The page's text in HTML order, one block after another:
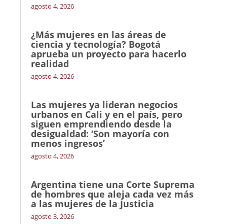
agosto 4, 2026
¿Más mujeres en las áreas de
ciencia y tecnología? Bogotá
aprueba un proyecto para hacerlo
realidad
agosto 4, 2026
Las mujeres ya lideran negocios
urbanos en Cali y en el país, pero
siguen emprendiendo desde la
desigualdad: ‘Son mayoría con
menos ingresos’
agosto 4, 2026
Argentina tiene una Corte Suprema
de hombres que aleja cada vez más
a las mujeres de la Justicia
agosto 3, 2026